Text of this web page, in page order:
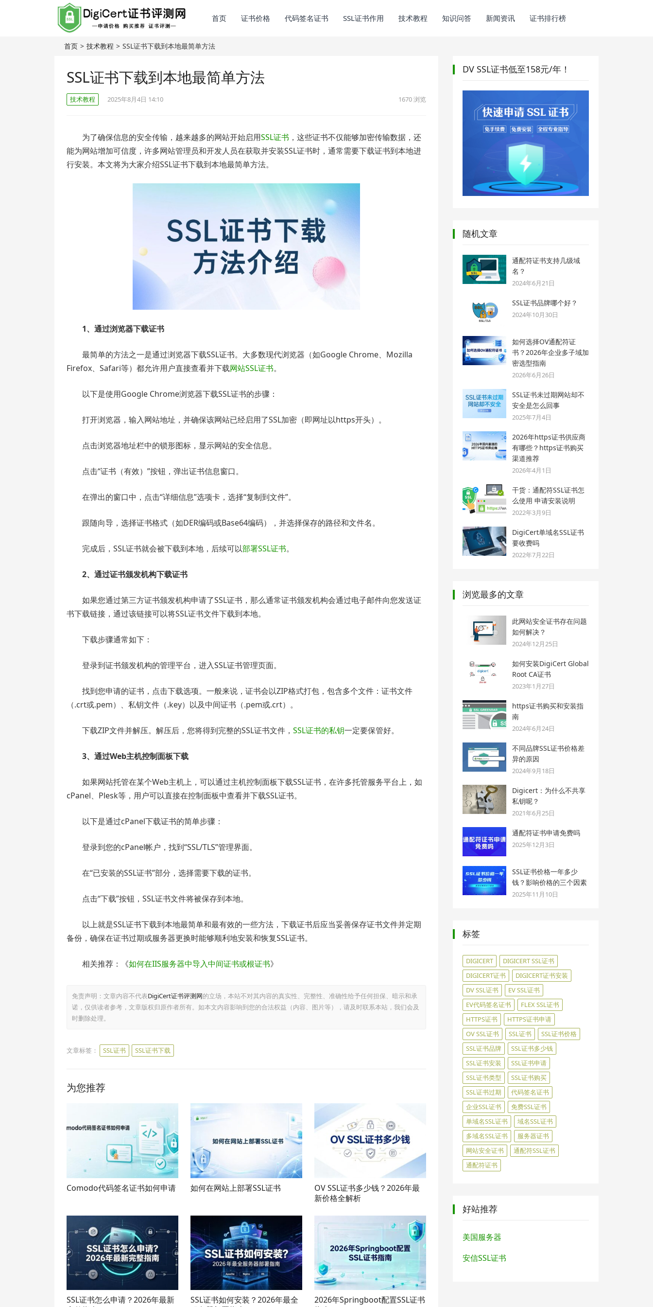
首页 证书价格 代码签名证书 SSL证书作用 技术教程 知识问答 新闻资讯 证书排行榜
首页 > 技术教程 > SSL证书下载到本地最简单方法
SSL证书下载到本地最简单方法
技术教程 2025年8月4日 14:10 1670浏览
为了确保信息的安全传输，越来越多的网站开始启用SSL证书 ，这些证书不仅能够加密传输数据，还
能为网站增加可信度，许多网站管理员和开发人员在获取并安装SSL证书时，通常需要下载证书到本地进
行安装。本文将为大家介绍SSL证书下载到本地最简单方法。
1、通过浏览器下载证书
最简单的方法之一是通过浏览器下载SSL证书。大多数现代浏览器（如Google Chrome、Mozilla
Firefox、Safari等）都允许用户直接查看并下载网站SSL证书。
以下是使用Google Chrome浏览器下载SSL证书的步骤：
打开浏览器，输入网站地址，并确保该网站已经启用了SSL加密（即网址以https开头）。
点击浏览器地址栏中的锁形图标，显示网站的安全信息。
点击“证书（有效）”按钮，弹出证书信息窗口。
在弹出的窗口中，点击“详细信息”选项卡，选择“复制到文件”。
跟随向导，选择证书格式（如DER编码或Base64编码），并选择保存的路径和文件名。
完成后，SSL证书就会被下载到本地，后续可以部署SSL证书。
2、通过证书颁发机构下载证书
如果您通过第三方证书颁发机构申请了SSL证书，那么通常证书颁发机构会通过电子邮件向您发送证
书下载链接，通过该链接可以将SSL证书文件下载到本地。
下载步骤通常如下：
登录到证书颁发机构的管理平台，进入SSL证书管理页面。
找到您申请的证书，点击下载选项。一般来说，证书会以ZIP格式打包，包含多个文件：证书文件
（.crt或.pem）、私钥文件（.key）以及中间证书（.pem或.crt）。
下载ZIP文件并解压。解压后，您将得到完整的SSL证书文件， SSL证书的私钥一定要保管好。
3、通过Web主机控制面板下载
如果网站托管在某个Web主机上，可以通过主机控制面板下载SSL证书，在许多托管服务平台上，如
cPanel、Plesk等，用户可以直接在控制面板中查看并下载SSL证书。
以下是通过cPanel下载证书的简单步骤：
登录到您的cPanel帐户，找到“SSL/TLS”管理界面。
在“已安装的SSL证书”部分，选择需要下载的证书。
点击“下载”按钮，SSL证书文件将被保存到本地。
以上就是SSL证书下载到本地最简单和最有效的一些方法，下载证书后应当妥善保存证书文件并定期
备份，确保在证书过期或服务器更换时能够顺利地安装和恢复SSL证书。
相关推荐：《如何在IIS服务器中导入中间证书或根证书》
免责声明：文章内容不代表DigiCert证书评测网的立场，本站不对其内容的真实性、完整性、准确性给予任何担保、暗示和承
诺，仅供读者参考，文章版权归原作者所有。如本文内容影响到您的合法权益（内容、图片等），请及时联系本站，我们会及
时删除处理。
文章标签： SSL证书 SSL证书下载
为您推荐
Comodo代码签名证书如何申请 如何在网站上部署SSL证书
OV SSL证书多少钱？2026年最
新价格全解析
SSL证书怎么申请？2026年最新
SSL证书如何安装？2026年最全
2026年Springboot配置SSL证书
DV SSL证书低至158元/年！
随机文章
通配符证书支持几级域
名？
2024年6月21日
SSL证书品牌哪个好？
2024年10月30日
如何选择OV通配符证
书？2026年企业多子域加
密选型指南
2026年6月26日
SSL证书未过期网站却不
安全是怎么回事
2025年7月4日
2026年https证书供应商
有哪些？https证书购买
渠道推荐
2026年4月1日
干货：通配符SSL证书怎
么使用 申请安装说明
2022年3月9日
DigiCert单域名SSL证书
要收费吗
2022年7月22日
浏览最多的文章
此网站安全证书存在问题
如何解决？
2024年12月25日
如何安装DigiCert Global
Root CA证书
2023年1月27日
https证书购买和安装指
南
2024年6月24日
不同品牌SSL证书价格差
异的原因
2024年9月18日
Digicert：为什么不共享
私钥呢？
2021年6月25日
通配符证书申请免费吗
2025年12月3日
SSL证书价格一年多少
钱？影响价格的三个因素
2025年11月10日
标签
DIGICERT
DIGICERT SSL证书
DIGICERT证书
DIGICERT证书安装
DV SSL证书
EV SSL证书
EV代码签名证书
FLEX SSL证书
HTTPS证书
HTTPS证书申请
OV SSL证书
SSL证书
SSL证书价格
SSL证书品牌
SSL证书多少钱
SSL证书安装
SSL证书申请
SSL证书类型
SSL证书购买
SSL证书过期
代码签名证书
企业SSL证书
免费SSL证书
单域名SSL证书
域名SSL证书
多域名SSL证书
服务器证书
网站安全证书
通配符SSL证书
通配符证书
好站推荐
美国服务器
安信SSL证书